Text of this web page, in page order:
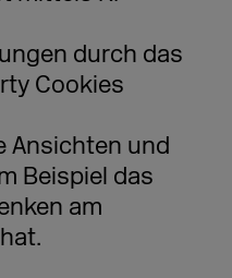
durch das
Cookies
Ansichten und
Beispiel das
am